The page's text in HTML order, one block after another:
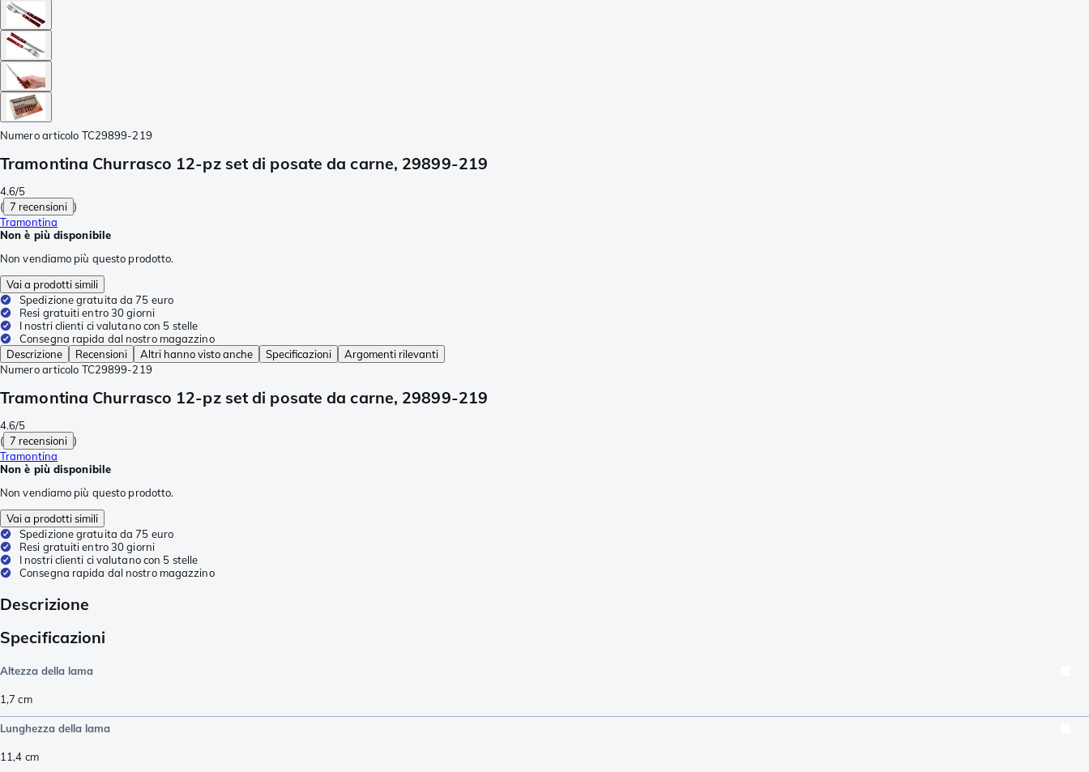
Numero articolo TC29899-219
Tramontina Churrasco 12-pz set di posate da carne, 29899-219
4.6/5
( 7 recensioni )
Tramontina
Non è più disponibile
Non vendiamo più questo prodotto.
Vai a prodotti simili
Spedizione gratuita da 75 euro
Resi gratuiti entro 30 giorni
I nostri clienti ci valutano con 5 stelle
Consegna rapida dal nostro magazzino
Descrizione
Recensioni Altri hanno visto anche Specificazioni
Argomenti rilevanti
Numero articolo TC29899-219
Tramontina Churrasco 12-pz set di posate da carne, 29899-219
4.6/5
( 7 recensioni )
Tramontina
Non è più disponibile
Non vendiamo più questo prodotto.
Vai a prodotti simili
Spedizione gratuita da 75 euro
Resi gratuiti entro 30 giorni
I nostri clienti ci valutano con 5 stelle
Consegna rapida dal nostro magazzino
Descrizione
Specificazioni
Altezza della lama
1,7 cm
Lunghezza della lama
11,4 cm